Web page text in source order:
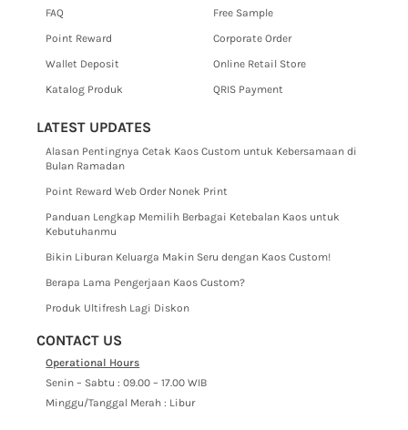
LATEST UPDATES
CONTACT US
FAQ
Point Reward
Wallet Deposit
Katalog Produk
Free Sample
Corporate Order
Online Retail Store
QRIS Payment
Alasan Pentingnya Cetak Kaos Custom untuk Kebersamaan di
Bulan Ramadan
Point Reward Web Order Nonek Print
Panduan Lengkap Memilih Berbagai Ketebalan Kaos untuk
Kebutuhanmu
Bikin Liburan Keluarga Makin Seru dengan Kaos Custom!
Berapa Lama Pengerjaan Kaos Custom?
Produk Ultifresh Lagi Diskon
Operational Hours
Senin – Sabtu : 09.00 – 17.00 WIB
Minggu/Tanggal Merah : Libur